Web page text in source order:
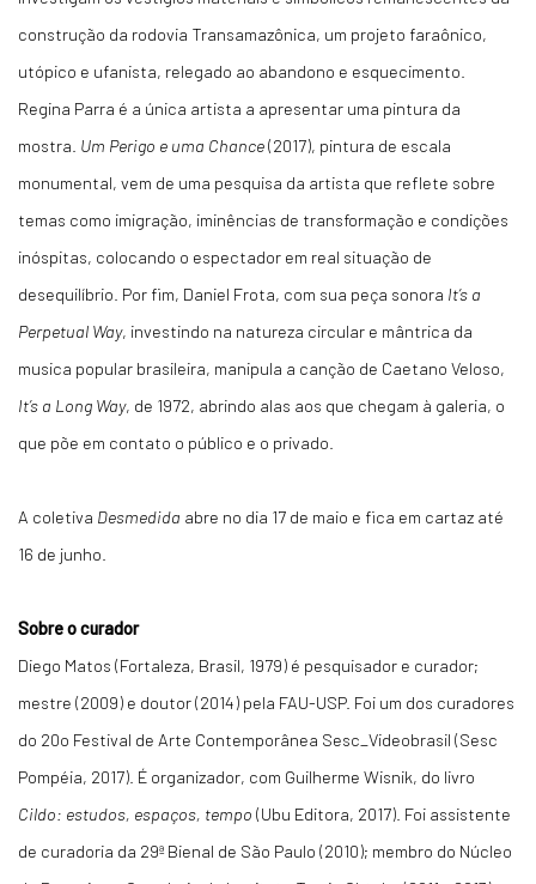
construção da rodovia Transamazônica, um projeto faraônico,
utópico e ufanista, relegado ao abandono e esquecimento.
Regina Parra é a única artista a apresentar uma pintura da
mostra. Um Perigo e uma Chance(2017), pintura de escala
monumental, vem de uma pesquisa da artista que reflete sobre
temas como imigração, iminências de transformação e condições
inóspitas, colocando o espectador em real situação de
desequilíbrio. Por fim, Daniel Frota, com sua peça sonora It’s a
Perpetual Way, investindo na natureza circular e mântrica da
musica popular brasileira, manipula a canção de Caetano Veloso,
It’s a Long Way, de 1972, abrindo alas aos que chegam à galeria, o
que põe em contato o público e o privado.
A coletiva Desmedida abre no dia 17 de maio e fica em cartaz até
16 de junho.
Sobre o curador
Diego Matos (Fortaleza, Brasil, 1979) é pesquisador e curador;
mestre (2009) e doutor (2014) pela FAU-USP. Foi um dos curadores
do 20o Festival de Arte Contemporânea Sesc_Videobrasil (Sesc
Pompéia, 2017). É organizador, com Guilherme Wisnik, do livro
Cildo: estudos, espaços, tempo (Ubu Editora, 2017). Foi assistente
de curadoria da 29ª Bienal de São Paulo (2010); membro do Núcleo